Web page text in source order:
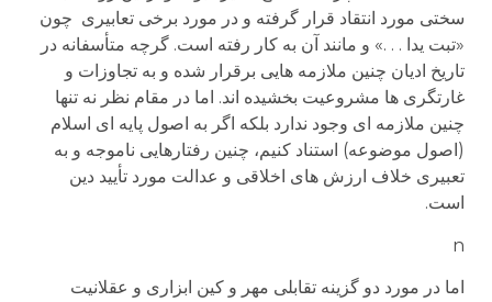
سختی مورد انتقاد قرار گرفته و در مورد برخی تعابیری چون
«تبت یدا . . .» و مانند آن به کار رفته است. گرچه متأسفانه در
تاریخ ادیان چنین ملازمه هایی برقرار شده و به تجاوزات و
غارتگری ها مشروعیت بخشیده اند. اما در مقام نظر نه تنها
چنین ملازمه ای وجود ندارد بلکه اگر به اصول پایه ای اسلام
(اصول موضوعه) استناد کنیم، چنین رفتارهایی ناموجه و به
تعبیری خلاف ارزش های اخلاقی و عدالت مورد تأیید دین
است.
n
اما در مورد دو گزینه تقابلی مهر و کین ابزاری و عقلانیت